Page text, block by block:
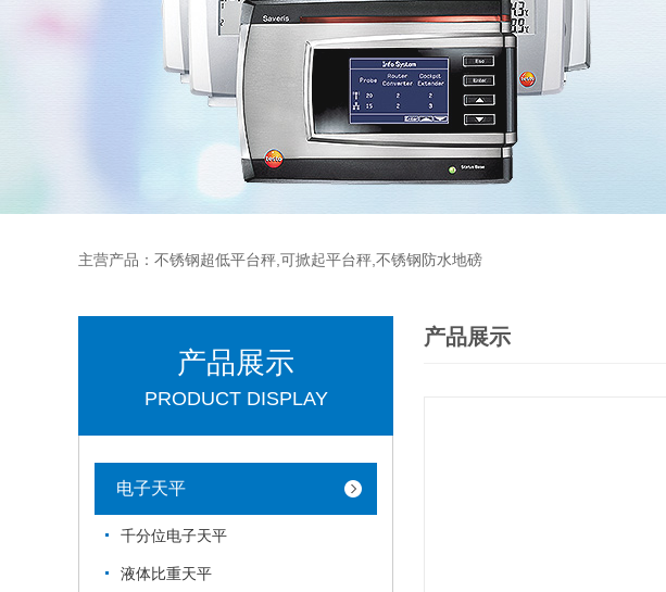
主营产品：不锈钢超低平台秤,可掀起平台秤,不锈钢防水地磅
产品展示
PRODUCT DISPLAY
电子天平
千分位电子天平
液体比重天平
产品展示